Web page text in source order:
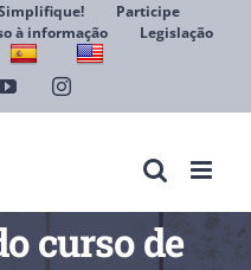
Participe
à informação
Legislação
YouTubeInstagram
curso de